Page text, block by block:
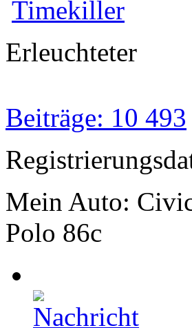
Timekiller
Erleuchteter
Beiträge: 10 493
Mein Auto:
Polo 86c